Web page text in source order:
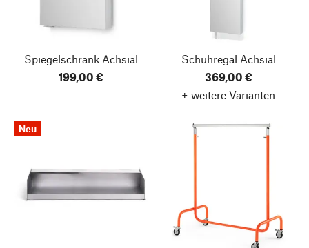
Spiegelschrank Achsial
199,00 €
Schuhregal Achsial
369,00 €
+ weitere Varianten
Neu